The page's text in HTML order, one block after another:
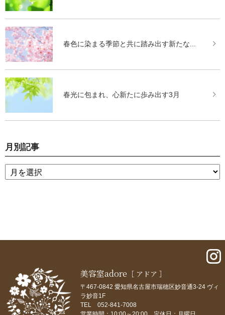
春色に染まる季節と共に踏み出す新たな...
春光に包まれ、心新たに歩み出す3月
月別記事
美容室adore ［ アドア ］
〒467-0842 愛知県名古屋市瑞穂区妙音通3-24 ヴィ
ラ妙音1F
TEL 052-841-7008